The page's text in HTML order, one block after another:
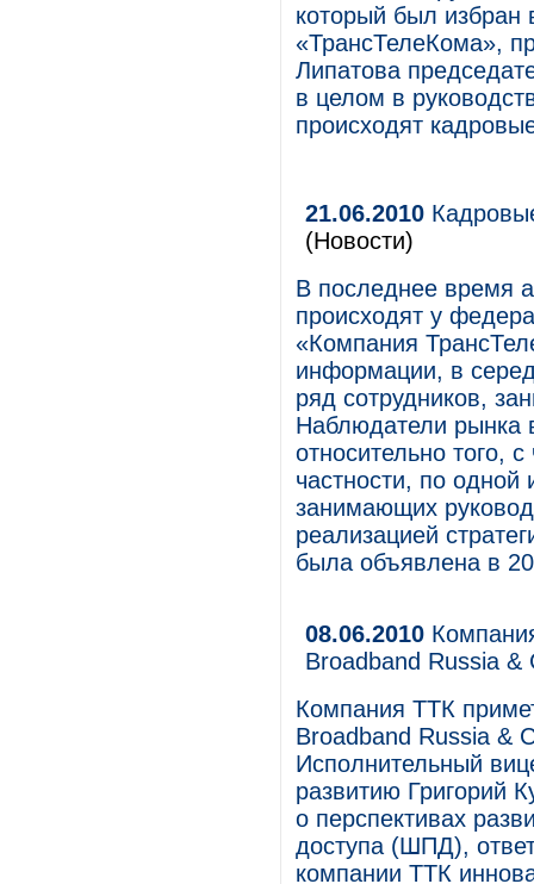
который был избран
«ТрансТелеКома»,
Липатова
в целом в
происходят
21.06.2010
(Новости)
В последнее время
происходят у
«Компания
информации, в
ряд сотрудников,
Наблюдатели рынка
относительно того,
частности, по одной
занимающих
реализацией
была объявлена в
08.06.2010
Broadband Russia &
Компания ТТК
Broadband Russia &
Исполнительный
развитию Григорий
о перспективах
доступа (ШПД),
компании ТТК